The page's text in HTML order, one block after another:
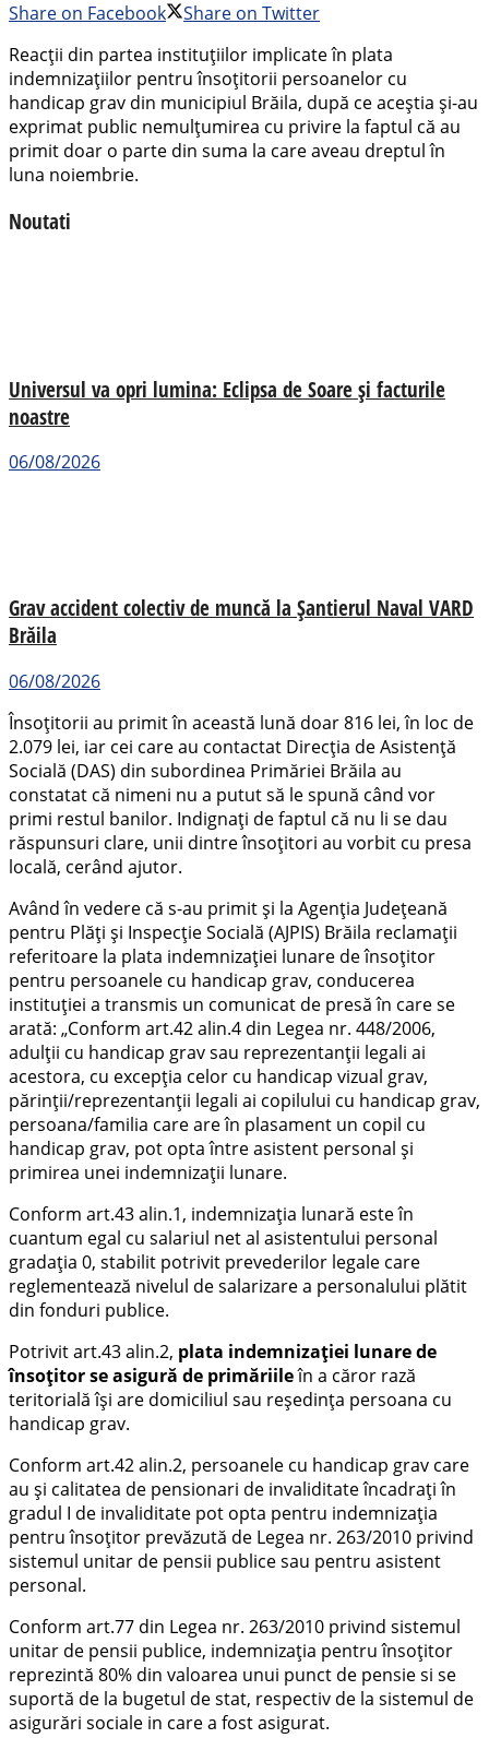
Share on Facebook
Share on Twitter
Reacții din partea instituțiilor implicate în plata
indemnizațiilor pentru însoțitorii persoanelor cu
handicap grav din municipiul Brăila, după ce aceștia și-au
exprimat public nemulțumirea cu privire la faptul că au
primit doar o parte din suma la care aveau dreptul în
luna noiembrie.
Noutati
Universul va opri lumina: Eclipsa de Soare și facturile
noastre
06/08/2026
Grav accident colectiv de muncă la Șantierul Naval VARD
Brăila
06/08/2026
Însoțitorii au primit în această lună doar 816 lei, în loc de
2.079 lei, iar cei care au contactat Direcția de Asistență
Socială (DAS) din subordinea Primăriei Brăila au
constatat că nimeni nu a putut să le spună când vor
primi restul banilor. Indignați de faptul că nu li se dau
răspunsuri clare, unii dintre însoțitori au vorbit cu presa
locală, cerând ajutor.
Având în vedere că s-au primit și la Agenția Județeană
pentru Plăți și Inspecție Socială (AJPIS) Brăila reclamații
referitoare la plata indemnizației lunare de însoțitor
pentru persoanele cu handicap grav, conducerea
instituției a transmis un comunicat de presă în care se
arată: „Conform art.42 alin.4 din Legea nr. 448/2006,
adulții cu handicap grav sau reprezentanții legali ai
acestora, cu excepția celor cu handicap vizual grav,
părinții/reprezentanții legali ai copilului cu handicap grav,
persoana/familia care are în plasament un copil cu
handicap grav, pot opta între asistent personal şi
primirea unei indemnizaţii lunare.
Conform art.43 alin.1, indemnizaţia lunară este în
cuantum egal cu salariul net al asistentului personal
gradaţia 0, stabilit potrivit prevederilor legale care
reglementează nivelul de salarizare a personalului plătit
din fonduri publice.
Potrivit art.43 alin.2, plata indemnizaţiei lunare de
însoțitor se asigură de primăriileîn a căror rază
teritorială îşi are domiciliul sau reşedinţa persoana cu
handicap grav.
Conform art.42 alin.2, persoanele cu handicap grav care
au şi calitatea de pensionari de invaliditate încadraţi în
gradul I de invaliditate pot opta pentru indemnizaţia
pentru însoţitor prevăzută de Legea nr. 263/2010 privind
sistemul unitar de pensii publice sau pentru asistent
personal.
Conform art.77 din Legea nr. 263/2010 privind sistemul
unitar de pensii publice, indemnizaţia pentru însoţitor
reprezintă 80% din valoarea unui punct de pensie si se
suportă de la bugetul de stat, respectiv de la sistemul de
asigurări sociale in care a fost asigurat.